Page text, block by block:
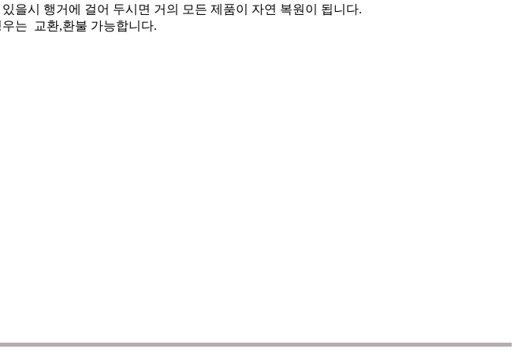
을시 행거에 걸어 두시면 거의 모든 제품이 자연 복원이 됩니다.
는 교환,환불 가능합니다.